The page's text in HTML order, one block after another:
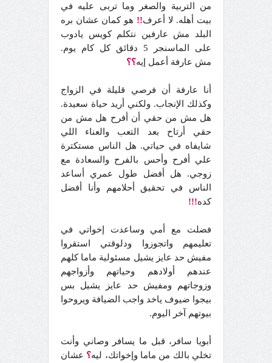
من التربية والصغر وما تربى عليه في
بيت أهله. لا أعرف!! هو كمان عشان بره
البلد مش عارفين نتكلم كويس يادوب
على الماسنجر 5 دقائق كل كام يوم.
مش عارفة أعمل إيه؟؟
أنا عارفة أن فرصي قليلة في الزواج
وكذلك الإنجاب. ولكني أريد حياة سعيدة.
هل مش من حقي أن أفرح هل مش من
حقي أرتاح بعد التعب والعناء اللي
شايفاه في حياتي. هل الناس مستكترة
علي أفرح وأحس بالفرح والسعادة مع
زوجي. هل أفضل طول عمري أساعد
الناس في تحقيق أحلامهم وأنا أفضل
كده!!!
فضلت مع أمي وساعدت إخواتي في
تعليمهم واتجوزوا ودلوقتي استقروا
مفيش حد عايز يشيل مسئولية ماما كلهم
عندهم أولادهم وحياتهم وأزواجهم
وزوجاتهم ومفيش حد عايز يشيل بس
بيجوا ضيوف ياخد واجب الضيافة ويروحوا
بيوتهم آخر اليوم.
أبويا سافر، قبل ما يسافر وصاني وأنت
تخلي بالك من ماما وإخواتك، ليه؟ عشان